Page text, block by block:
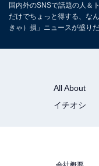
国内外のSNSで話題の人＆
だけでちょっと得する、な
きゃ）損」ニュースが盛りだ
All About
イチオシ